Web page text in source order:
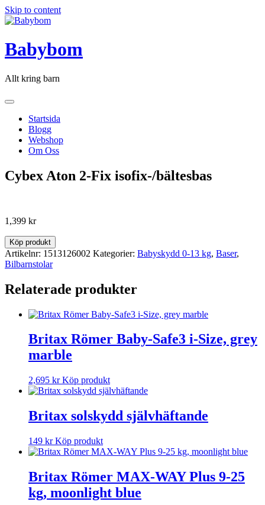
Skip to content
Babybom
Allt kring barn
Startsida
Blogg
Webshop
Om Oss
Cybex Aton 2-Fix isofix-/bältesbas
1,399 kr
Köp produkt
Artikelnr: 1513126002 Kategorier: Babyskydd 0-13 kg, Baser,
Bilbarnstolar
Relaterade produkter
Britax Römer Baby-Safe3 i-Size, grey
marble
2,695 kr Köp produkt
Britax solskydd självhäftande
149 kr Köp produkt
Britax Römer MAX-WAY Plus 9-25
kg, moonlight blue